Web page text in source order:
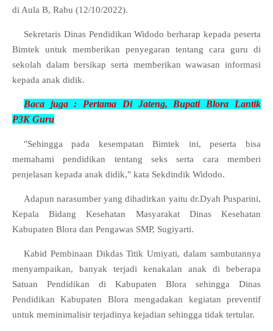
di Aula B, Rabu (12/10/2022).
Sekretaris Dinas Pendidikan Widodo berharap kepada peserta
Bimtek untuk memberikan penyegaran tentang cara guru di
sekolah dalam bersikap serta memberikan wawasan informasi
kepada anak didik.
Baca juga : Pertama Di Jateng, Bupati Blora Lantik
P3KGuru
"Sehingga pada kesempatan Bimtek ini, peserta bisa
memahami pendidikan tentang seks serta cara memberi
penjelasan kepada anak didik," kata Sekdindik Widodo.
Adapun narasumber yang dihadirkan yaitu dr.Dyah Pusparini,
Kepala Bidang Kesehatan Masyarakat Dinas Kesehatan
Kabupaten Blora dan Pengawas SMP, Sugiyarti.
Kabid Pembinaan Dikdas Titik Umiyati, dalam sambutannya
menyampaikan, banyak terjadi kenakalan anak di beberapa
Satuan Pendidikan di Kabupaten Blora sehingga Dinas
Pendidikan Kabupaten Blora mengadakan kegiatan preventif
untuk meminimalisir terjadinya kejadian sehingga tidak tertular.